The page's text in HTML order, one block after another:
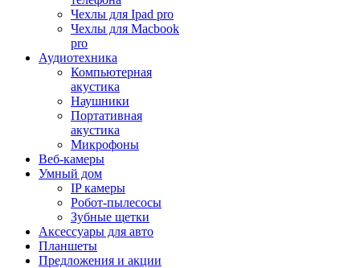
Чехлы для Ipad pro
Чехлы для Macbook
pro
Аудиотехника
Компьютерная
акустика
Наушники
Портативная
акустика
Микрофоны
Веб-камеры
Умный дом
IP камеры
Робот-пылесосы
Зубные щетки
Аксессуары для авто
Планшеты
Предложения и акции